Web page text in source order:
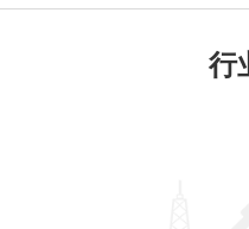
行
 关于双马